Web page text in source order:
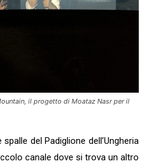
il progetto di Moataz Nasr per il
del Padiglione dell’Ungheria
canale dove si trova un altro